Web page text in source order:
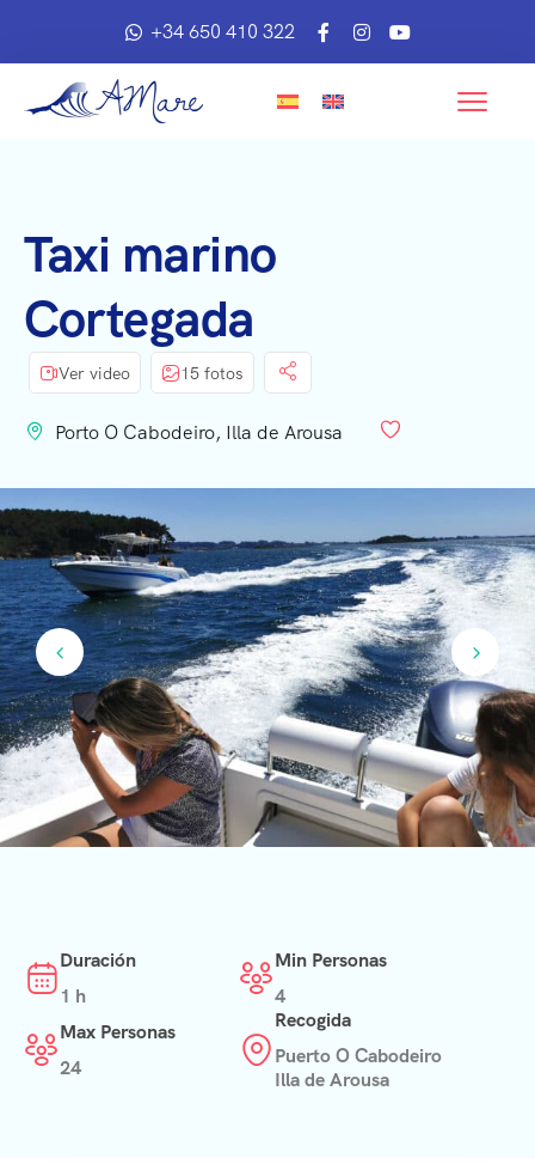
+34 650 410 322
Taxi marino
Cortegada
Ver video 15 fotos
Porto O Cabodeiro, Illa de Arousa
Duración
1 h
Min Personas
4
Max Personas
24
Recogida
Puerto O Cabodeiro
Illa de Arousa